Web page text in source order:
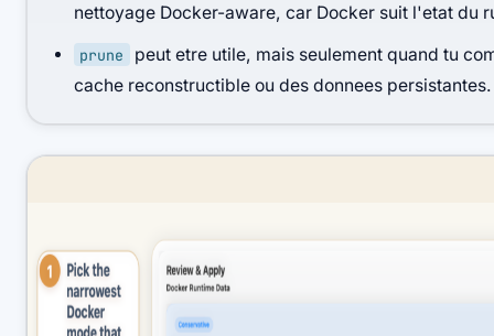
nettoyage Docker-aware, car Docker suit l'etat du
prune
peut etre utile, mais seulement quand tu
cache reconstructible ou des donnees persistantes.